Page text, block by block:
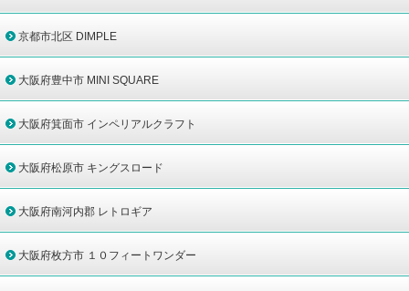
京都市北区 DIMPLE
大阪府豊中市 MINI SQUARE
大阪府箕面市 インペリアルクラフト
大阪府松原市 キングスロード
大阪府南河内郡 レトロギア
大阪府枚方市 １０フィートワンダー